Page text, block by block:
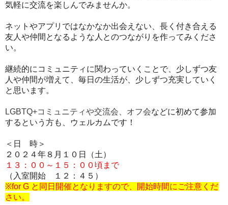
気軽に交流を楽しんでみませんか。
ネットやアプリではなかなか出会えない、長く付き合える
友人や仲間となるような人とのつながりを作ってみくださ
い。
継続的にコミュニティに関わっていくことで、少しずつ友
人や仲間が増えて、毎日の生活が、少しずつ充実していく
と思います。
LGBTQ+コミュニティや交流会、オフ会などに初めて参加
するという方も、ウェルカムです！
＜日 時＞
２０２４年８月１０ 日（土）
１３：００～１５：００頃まで
（入室開始 １２：４５）
※for G と同日開催となりますので、開始時間にご注意くだ
さい。